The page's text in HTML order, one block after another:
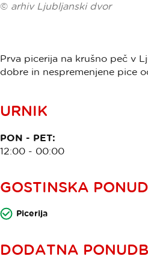
© arhiv Ljubljanski dvor
Prva picerija na krušno peč v
dobre in nespremenjene pice
URNIK
PON - PET:
12:00 - 00:00
GOSTINSKA
Picerija
DODATNA